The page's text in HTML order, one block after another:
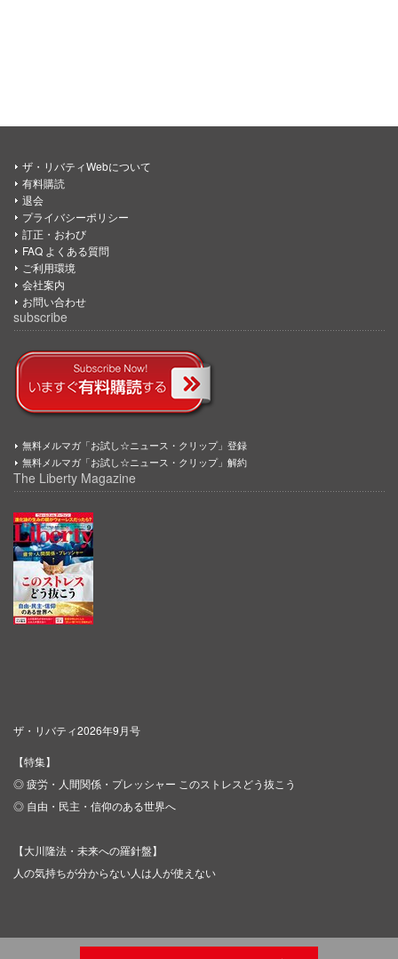
ザ・リバティWebについて
有料購読
退会
プライバシーポリシー
訂正・おわび
FAQ よくある質問
ご利用環境
会社案内
お問い合わせ
subscribe
無料メルマガ「お試し☆ニュース・クリップ」登録
無料メルマガ「お試し☆ニュース・クリップ」解約
The Liberty Magazine
ザ・リバティ2026年9月号
【特集】
◎ 疲労・人間関係・プレッシャー このストレスどう抜こう
◎ 自由・民主・信仰のある世界へ
【大川隆法・未来への羅針盤】
人の気持ちが分からない人は人が使えない